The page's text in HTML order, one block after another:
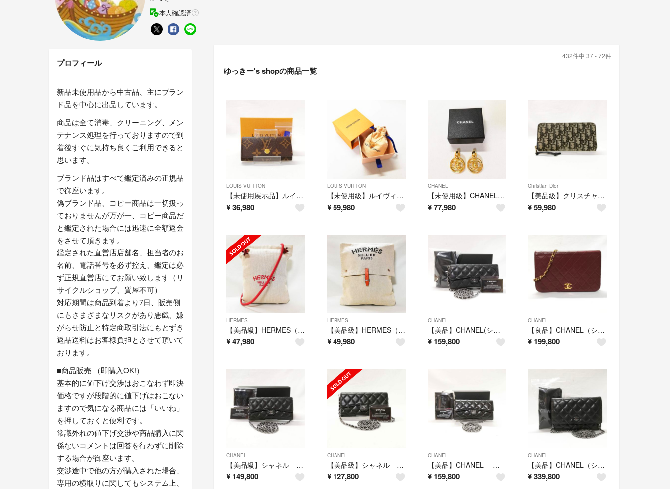
本人確認済
432件中 37 - 72件
ゆっきー's shopの商品一覧
LOUIS VUITTON
【未使用展示品】ルイ・ヴィトン（モノグラム） ミュルティクレ4 4連キーケース
¥36,980
LOUIS VUITTON
【未使用級】ルイヴィトン ネックレス・エセンシャルV ゴールド シンプル
¥59,980
CHANEL
【未使用級】CHANEL（シャネル） ココマーク ターンロックイヤリング
¥ 77,980
Christian Dior
【美品級】クリスチャン・ディオール ジップアップラウンドウォレット 長財布
¥59,980
HERMES
【美品級】HERMES（エルメス）アリーヌPM トートバッグ ワンショルダー
¥47,980
HERMES
【美品級】HERMES（エルメス）バギーバゲッジ クラッチバッグ ハンドバッグ
¥49,980
CHANEL
【美品】CHANEL(シャネル)長財布 キャビアスキン チェーンウォレット 黒
¥ 159,800
CHANEL
【良品】CHANEL（シャネル）チェーンショルダーバッグ ラムスキン ボルドー
¥ 199,800
CHANEL
【美品級】シャネル キャビアスキン マトラッセ長財布 黒 シルバー金具
¥ 149,800
CHANEL
【美品級】シャネル ラムスキン マトラッセ長財布 黒 シルバー金具
¥ 127,800
CHANEL
【美品】CHANEL ラムスキン マトラッセ 長財布 黒×シルバー金具
¥ 159,800
CHANEL
【美品】CHANEL（シャネル） ラムスキン チェーンウォレット ココマーク 黒
¥339,800
プロフィール
新品未使用品から中古品、主にブラン
ド品を中心に出品しています。
商品は全て消毒、クリーニング、メン
テナンス処理を行っておりますので到
着後すぐに気持ち良くご利用できると
思います。
ブランド品はすべて鑑定済みの正規品
で御座います。
偽ブランド品、コピー商品は一切扱っ
ておりませんが万が一、コピー商品だ
と鑑定された場合には迅速に全額返金
をさせて頂きます。
鑑定された直営店店舗名、担当者のお
名前、電話番号を必ず控え、鑑定は必
ず正規直営店にてお願い致します（リ
サイクルショップ、質屋不可）
対応期間は商品到着より7日、販売側
にもさまざまなリスクがあり悪戯、嫌
がらせ防止と特定商取引法にもとずき
返品送料はお客様負担とさせて頂いて
おります。
■商品販売 （即購入OK!）
基本的に値下げ交渉はおこなわず即決
価格ですが段階的に値下げはおこない
ますので気になる商品には「いいね」
を押しておくと便利です。
常識外れの値下げ交渉や商品購入に関
係ないコメントは回答を行わずに削除
する場合が御座います。
交渉途中で他の方が購入された場合、
専用の横取りに関してもシステム上、